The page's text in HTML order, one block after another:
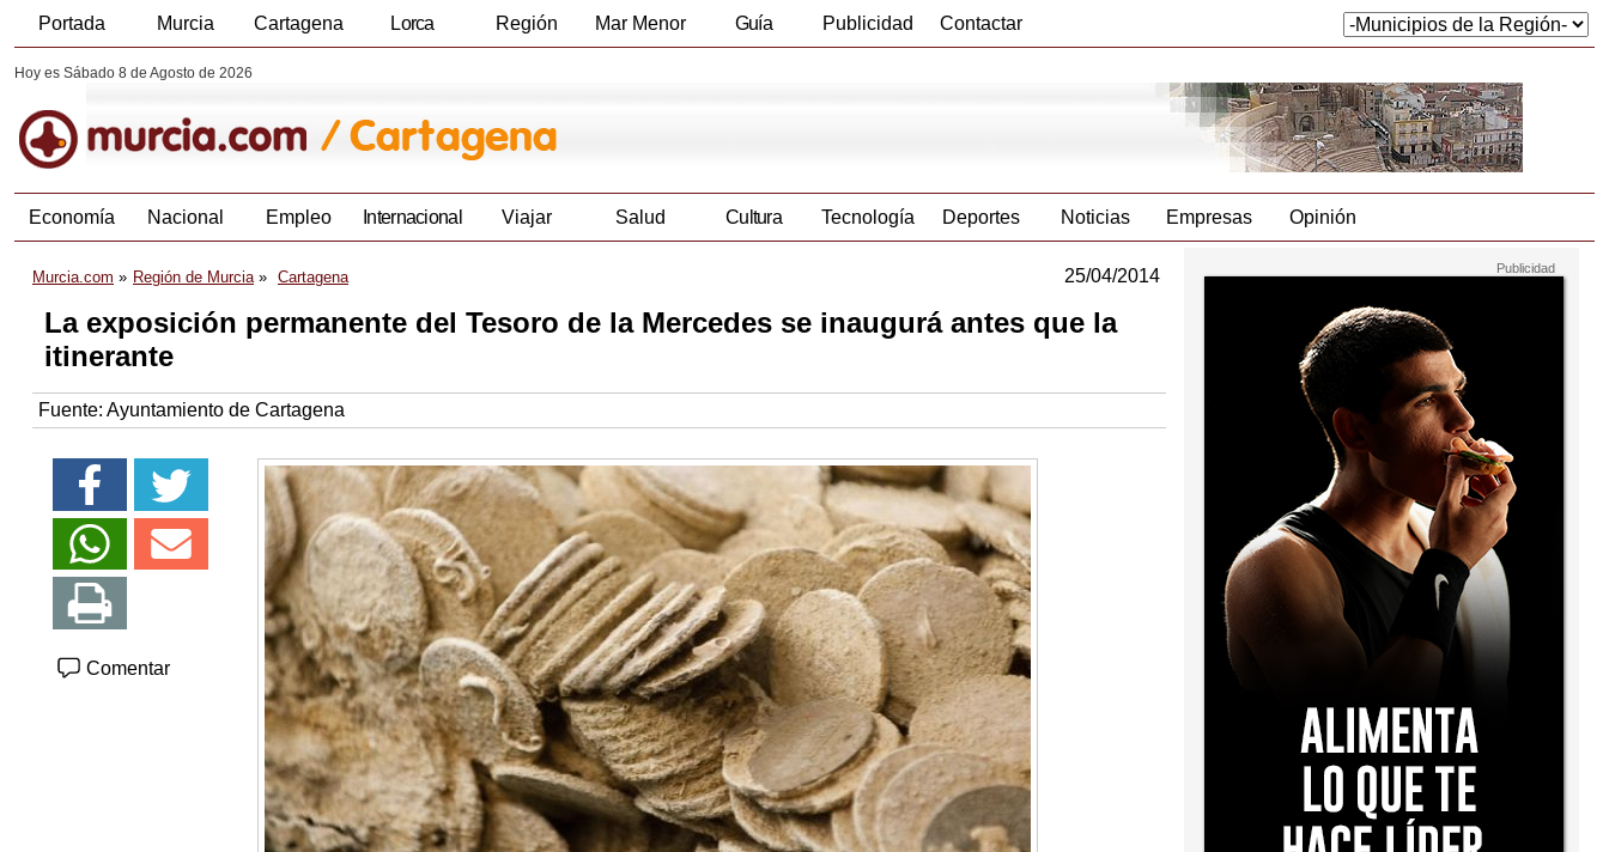
Portada Murcia Cartagena Lorca Región Mar Menor Guía Publicidad Contactar
Hoy es Sábado 8 de Agosto de 2026
Economía Nacional Empleo Internacional Viajar Salud Cultura Tecnología Deportes Noticias Empresas Opinión
Murcia.com Región de Murcia Cartagena 25/04/2014
La exposición permanente del Tesoro de la Mercedes se inaugurá antes que la
itinerante
Fuente: Ayuntamiento de Cartagena
Comentar